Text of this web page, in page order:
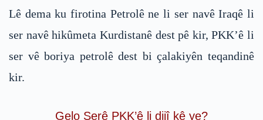
Lê dema ku firotina Petrolê ne li ser navê Iraqê li
ser navê hikûmeta Kurdistanê dest pê kir, PKK’ê li
ser vê boriya petrolê dest bi çalakiyên teqandinê
kir.
Gelo Şerê PKK’ê li dijî kê ye?